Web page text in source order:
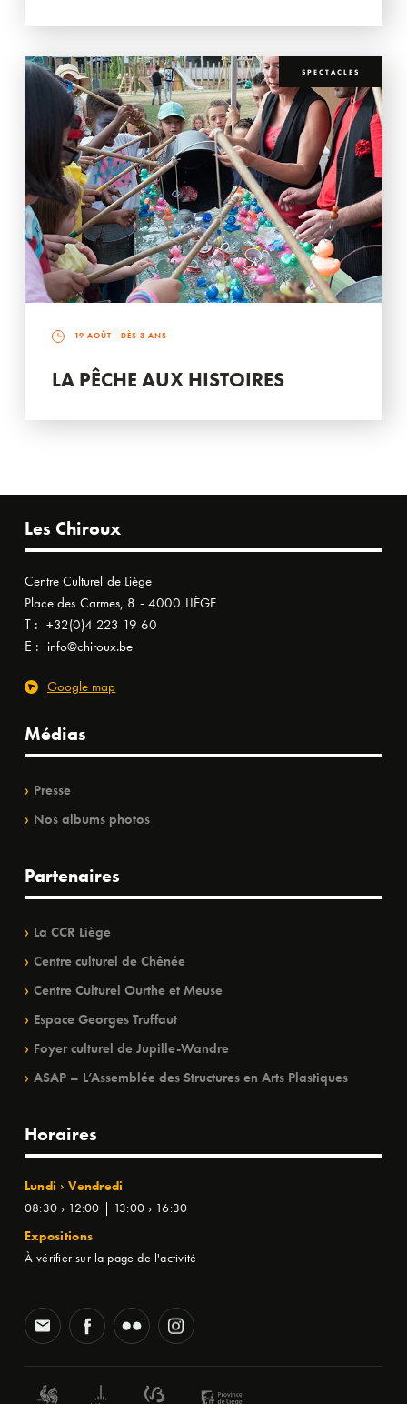
SPECTACLES
19 AOÛT - DÈS 3 ANS
LA PÊCHE AUX HISTOIRES
Les Chiroux
Centre Culturel de Liège
Place des Carmes, 8 - 4000 LIÈGE
T : +32(0)4 223 19 60
E : info@chiroux.be
Google map
Médias
Presse
Nos albums photos
Partenaires
La CCR Liège
Centre culturel de Chênée
Centre Culturel Ourthe et Meuse
Espace Georges Truffaut
Foyer culturel de Jupille-Wandre
ASAP – L’Assemblée des Structures en Arts Plastiques
Horaires
Lundi › Vendredi
08:30 › 12:00 | 13:00 › 16:30
Expositions
À vérifier sur la page de l'activité